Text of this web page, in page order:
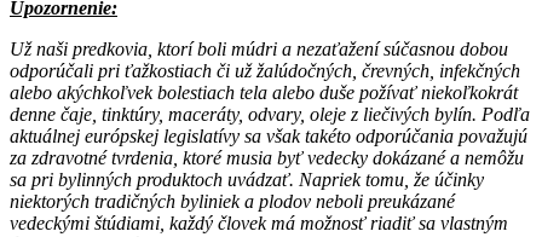
Upozornenie:
Už naši predkovia, ktorí boli múdri a nezaťažení súčasnou dobou
odporúčali pri ťažkostiach či už žalúdočných, črevných, infekčných
alebo akýchkoľvek bolestiach tela alebo duše požívať niekoľkokrát
denne čaje, tinktúry, maceráty, odvary, oleje z liečivých bylín. Podľa
aktuálnej európskej legislatívy sa však takéto odporúčania považujú
za zdravotné tvrdenia, ktoré musia byť vedecky dokázané a nemôžu
sa pri bylinných produktoch uvádzať. Napriek tomu, že účinky
niektorých tradičných byliniek a plodov neboli preukázané
vedeckými štúdiami, každý človek má možnosť riadiť sa vlastným